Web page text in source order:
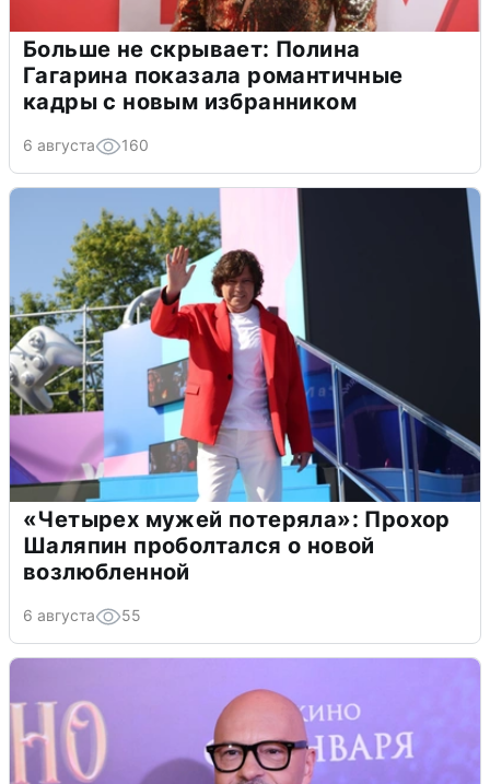
Больше не скрывает: Полина
Гагарина показала романтичные
кадры с новым избранником
6 августа 160
«Четырех мужей потеряла»: Прохор
Шаляпин проболтался о новой
возлюбленной
6 августа 55